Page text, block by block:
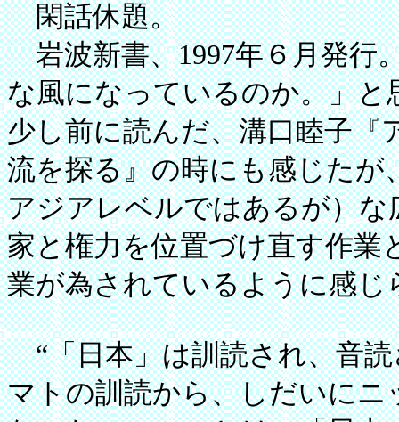
閑話休題。
岩波新書、1997年６月発行
な風になっているのか。」
少し前に読んだ、溝口睦子『
流を探る』の時にも感じたが
アジアレベルではあるが）
家と権力を位置づけ直す作業
業が為されているように感じ
“「日本」は訓読され、音読
マトの訓読から、しだいに